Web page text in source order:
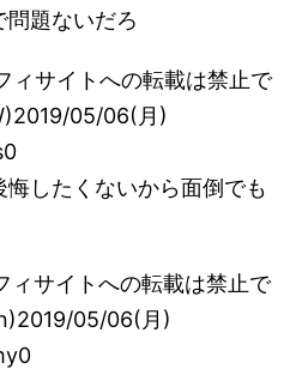
題ないだろ
ィサイトへの転載は禁止で
05/06(月)
したくないから面倒でも
ィサイトへの転載は禁止で
05/06(月)